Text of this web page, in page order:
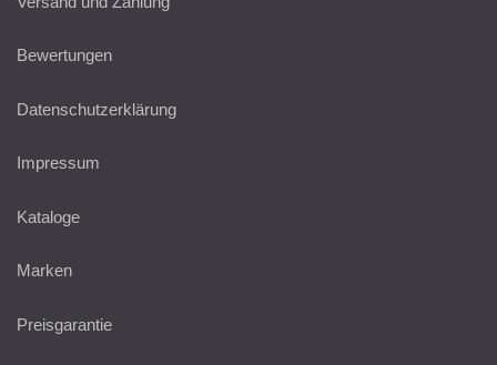
Bewertungen
Datenschutzerklärung
Impressum
Kataloge
Marken
Preisgarantie